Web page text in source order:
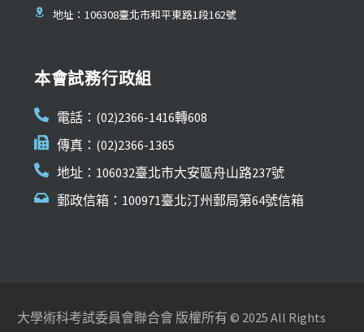
地址：106308臺北市和平東路1段162號
本會試務行政組
電話：(02)2366-1416轉608
傳真：(02)2366-1365
地址：106032臺北市大安區舟山路237號
郵政信箱：100971臺北汀州郵局第64號信箱
大學術科考試委員會聯合會 版權所有 © 2025 All Rights